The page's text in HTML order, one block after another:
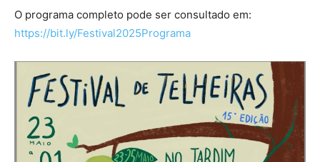
O programa completo pode ser consultado em:
https://bit.ly/Festival2025Programa